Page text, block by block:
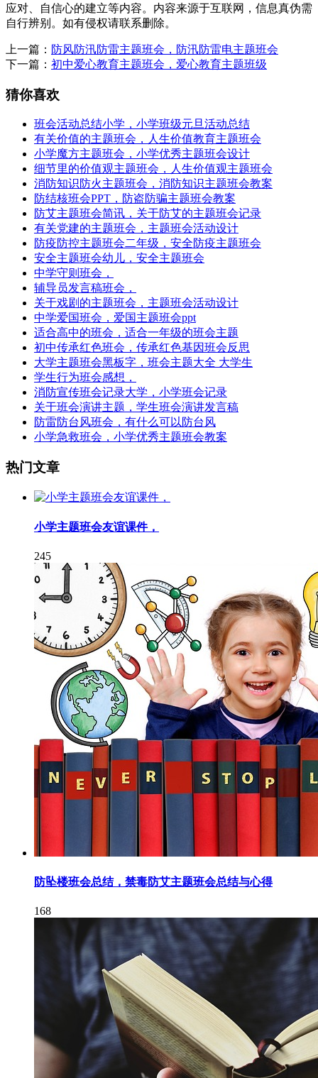
应对、自信心的建立等内容。内容来源于互联网，信息真伪需
自行辨别。如有侵权请联系删除。
上一篇： 防风防汛防雷主题班会，防汛防雷电主题班会
下一篇： 初中爱心教育主题班会，爱心教育主题班级
猜你喜欢
班会活动总结小学，小学班级元旦活动总结
有关价值的主题班会，人生价值教育主题班会
小学魔方主题班会，小学优秀主题班会设计
细节里的价值观主题班会，人生价值观主题班会
消防知识防火主题班会，消防知识主题班会教案
防结核班会PPT，防盗防骗主题班会教案
防艾主题班会简讯，关于防艾的主题班会记录
有关党建的主题班会，主题班会活动设计
防疫防控主题班会二年级，安全防疫主题班会
安全主题班会幼儿，安全主题班会
中学守则班会，
辅导员发言稿班会，
关于戏剧的主题班会，主题班会活动设计
中学爱国班会，爱国主题班会ppt
适合高中的班会，适合一年级的班会主题
初中传承红色班会，传承红色基因班会反思
大学主题班会黑板字，班会主题大全 大学生
学生行为班会感想，
消防宣传班会记录大学，小学班会记录
关于班会演讲主题，学生班会演讲发言稿
防雷防台风班会，有什么可以防台风
小学急救班会，小学优秀主题班会教案
热门文章
小学主题班会友谊课件，
245
防坠楼班会总结，禁毒防艾主题班会总结与心得
168